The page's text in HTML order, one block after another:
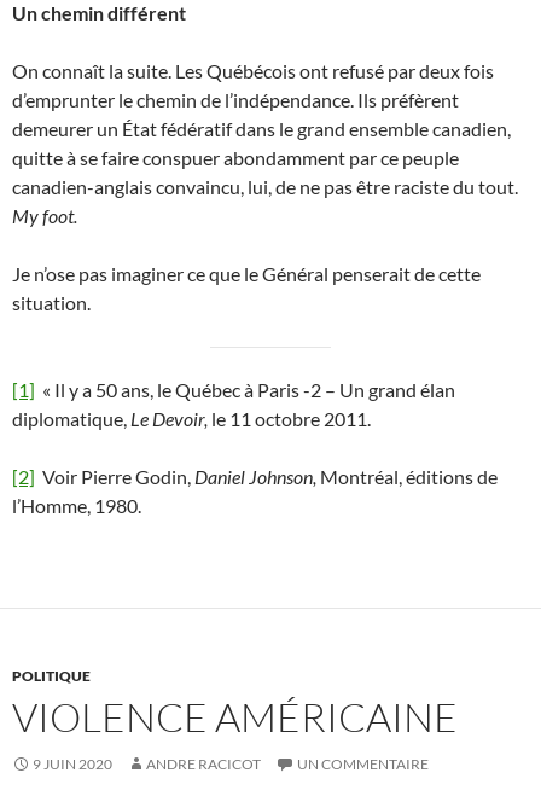
Un chemin différent
On connaît la suite. Les Québécois ont refusé par deux fois
d’emprunter le chemin de l’indépendance. Ils préfèrent
demeurer un État fédératif dans le grand ensemble canadien,
quitte à se faire conspuer abondamment par ce peuple
canadien-anglais convaincu, lui, de ne pas être raciste du tout.
My foot.
Je n’ose pas imaginer ce que le Général penserait de cette
situation.
[1] « Il y a 50 ans, le Québec à Paris -2 – Un grand élan
diplomatique, Le Devoir, le 11 octobre 2011.
[2] Voir Pierre Godin, Daniel Johnson, Montréal, éditions de
l’Homme, 1980.
POLITIQUE
VIOLENCE AMÉRICAINE
9 JUIN 2020 ANDRE RACICOT UN COMMENTAIRE